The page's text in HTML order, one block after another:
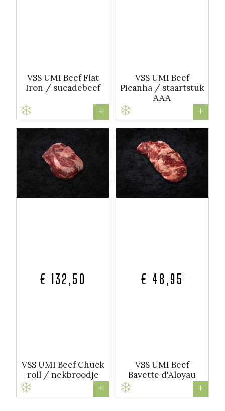
VSS UMI Beef Flat
Iron / sucadebeef
+
VSS UMI Beef
Picanha / staartstuk
AAA
+
€ 132,50
VSS UMI Beef Chuck
roll / nekbroodje
+
€ 48,95
VSS UMI Beef
Bavette d'Aloyau
+